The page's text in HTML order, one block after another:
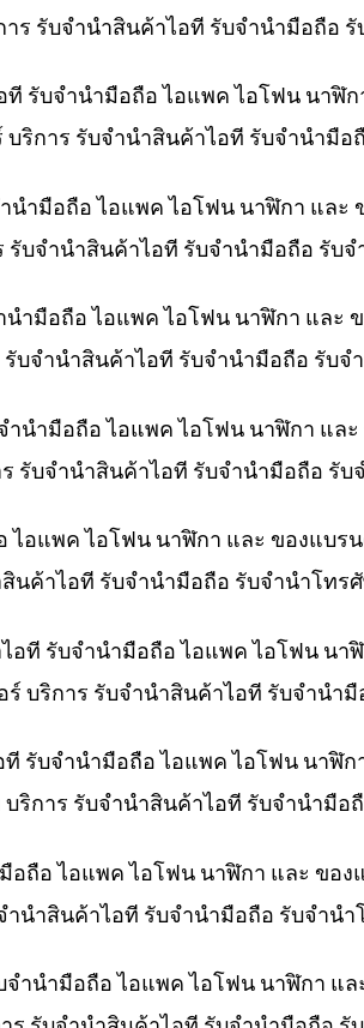
ร รับจำนำสินค้าไอที รับจำนำมือถือ
รับจำนำมือถือ ไอแพค ไอโฟน นาฬิ
ริการ รับจำนำสินค้าไอที รับจำนำมื
นำมือถือ ไอแพค ไอโฟน นาฬิกา และ
รับจำนำสินค้าไอที รับจำนำมือถือ รั
นำมือถือ ไอแพค ไอโฟน นาฬิกา และ
รับจำนำสินค้าไอที รับจำนำมือถือ รับ
นำมือถือ ไอแพค ไอโฟน นาฬิกา แล
รับจำนำสินค้าไอที รับจำนำมือถือ รั
อแพค ไอโฟน นาฬิกา และ ของแบร
นค้าไอที รับจำนำมือถือ รับจำนำโท
ที รับจำนำมือถือ ไอแพค ไอโฟน นา
บริการ รับจำนำสินค้าไอที รับจำนำ
รับจำนำมือถือ ไอแพค ไอโฟน นาฬิ
ริการ รับจำนำสินค้าไอที รับจำนำมื
ถือ ไอแพค ไอโฟน นาฬิกา และ ของ
นำสินค้าไอที รับจำนำมือถือ รับจำน
ำนำมือถือ ไอแพค ไอโฟน นาฬิกา แ